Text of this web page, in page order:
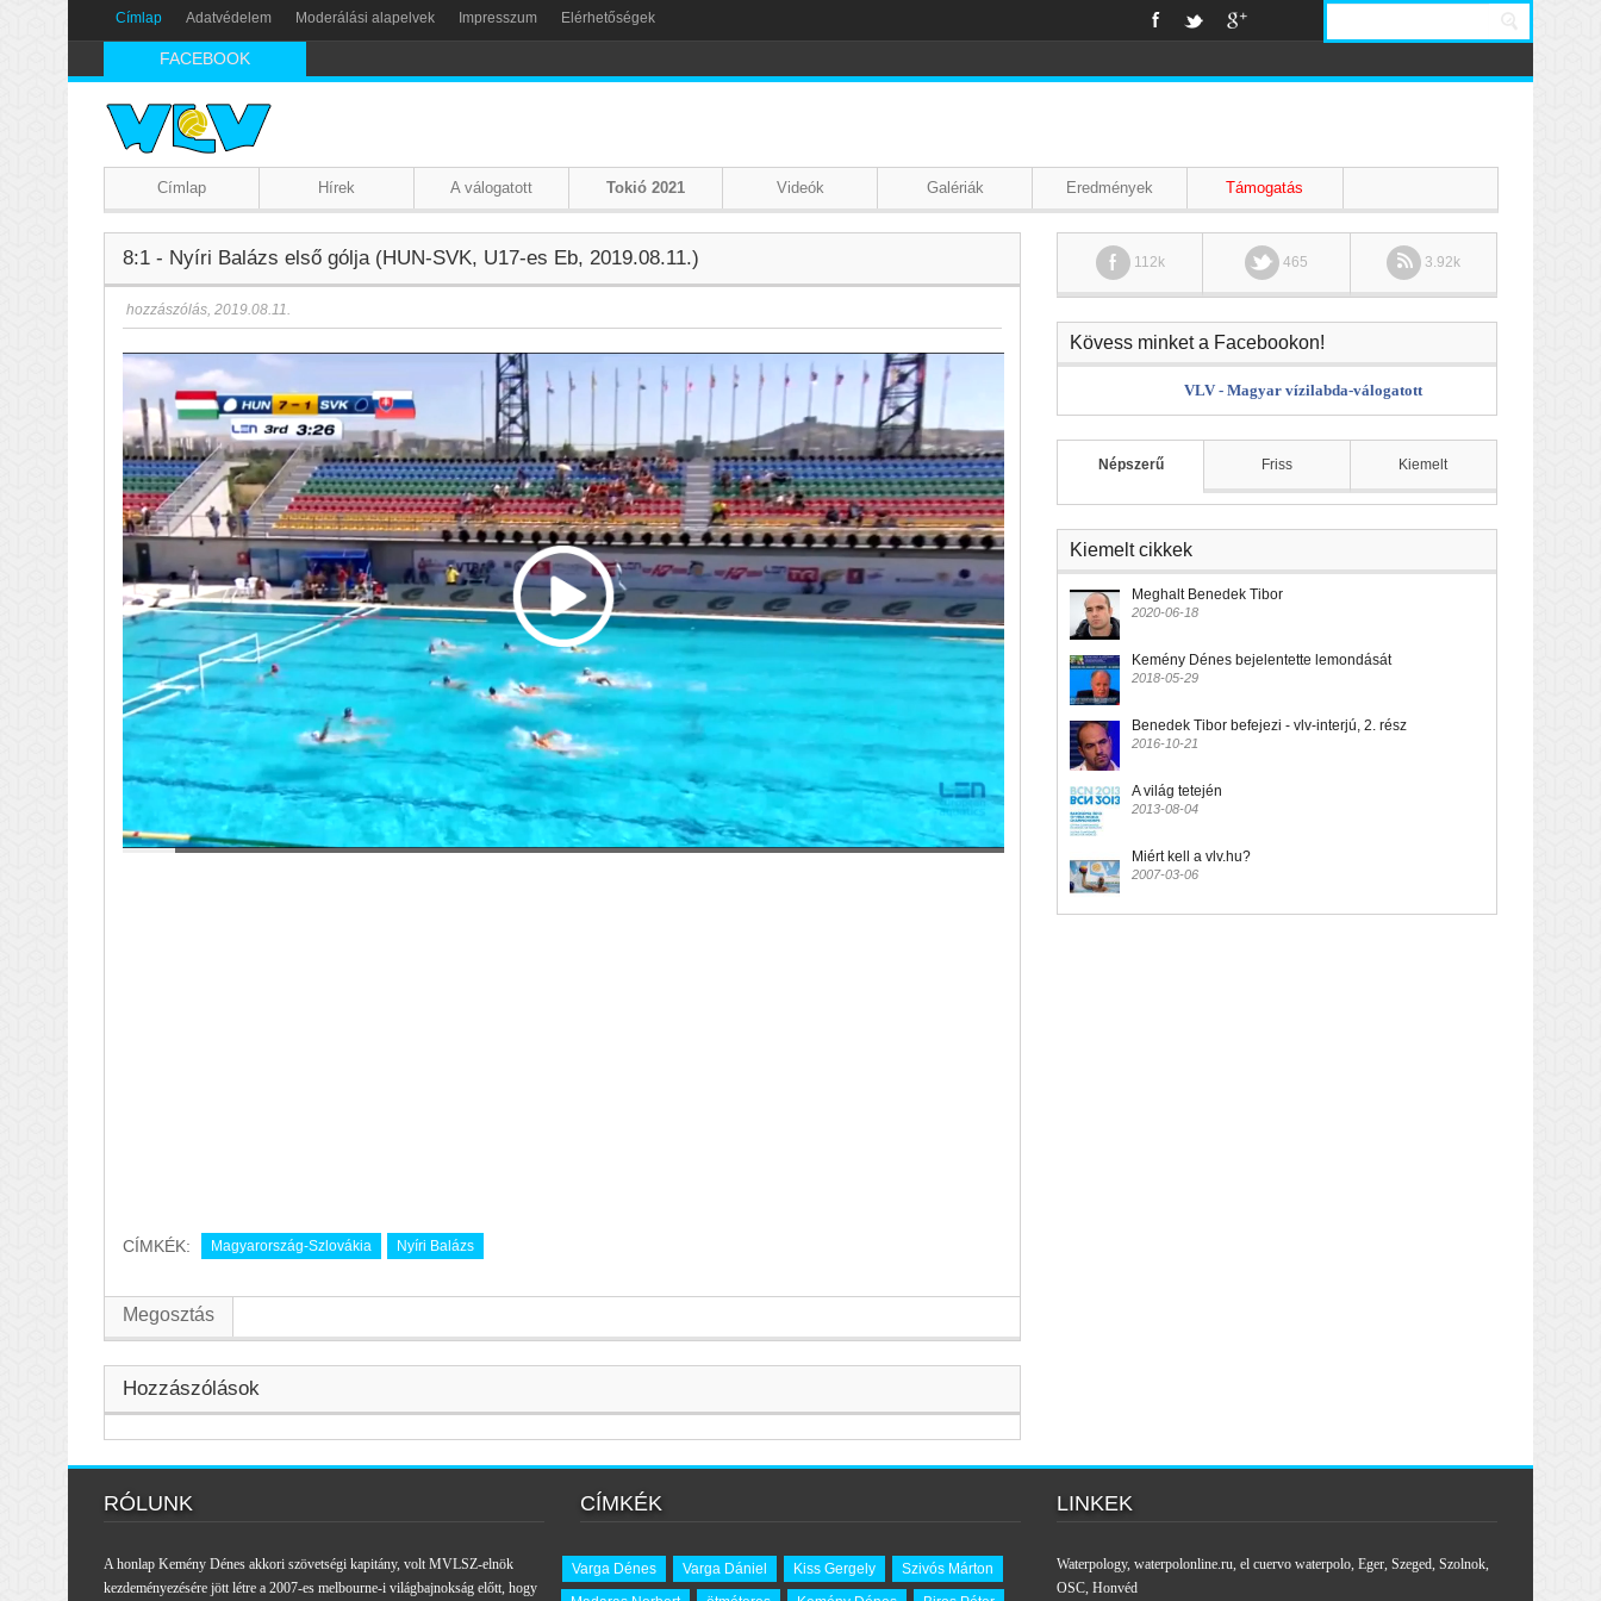
Címlap Adatvédelem Moderálási alapelvek Impresszum Elérhetőségek
FACEBOOK
Címlap Hírek A válogatott Tokió 2021 Videók Galériák Eredmények Támogatás
8:1 - Nyíri Balázs első gólja (HUN-SVK, U17-es Eb, 2019.08.11.)
hozzászólás, 2019.08.11.
CÍMKÉK: Magyarország-Szlovákia Nyíri Balázs
Megosztás
Hozzászólások
112k 465 3.92k
Kövess minket a Facebookon!
VLV - Magyar vízilabda-válogatott
Népszerű Friss Kiemelt
Kiemelt cikkek
Meghalt Benedek Tibor
2020-06-18
Kemény Dénes bejelentette lemondását
2018-05-29
Benedek Tibor befejezi - vlv-interjú, 2. rész
2016-10-21
A világ tetején
2013-08-04
Miért kell a vlv.hu?
2007-03-06
RÓLUNK
A honlap Kemény Dénes akkori szövetségi kapitány, volt MVLSZ-elnök
kezdeményezésére jött létre a 2007-es melbourne-i világbajnokság előtt, hogy
CÍMKÉK
Varga Dénes Varga Dániel Kiss Gergely
Szivós Márton
LINKEK
Waterpology, waterpolonline.ru, el cuervo waterpolo, Eger, Szeged, Szolnok,
OSC, Honvéd